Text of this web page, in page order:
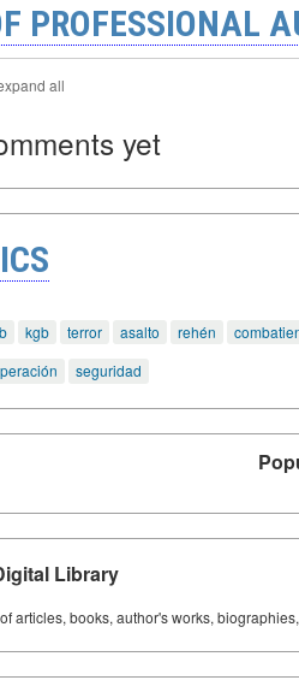
PROFESSIONAL
all
yet
kgb terror asalto rehén
seguridad
Library
articles, books, author's works,